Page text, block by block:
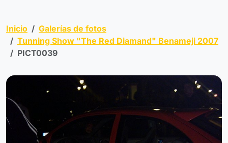
Inicio
Galerías de fotos
Tunning Show "The Red Diamand" Benameji 2007
PICT0039